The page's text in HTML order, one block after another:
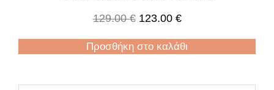
129.00€ 123.00 €
Προσθήκη στο καλάθι